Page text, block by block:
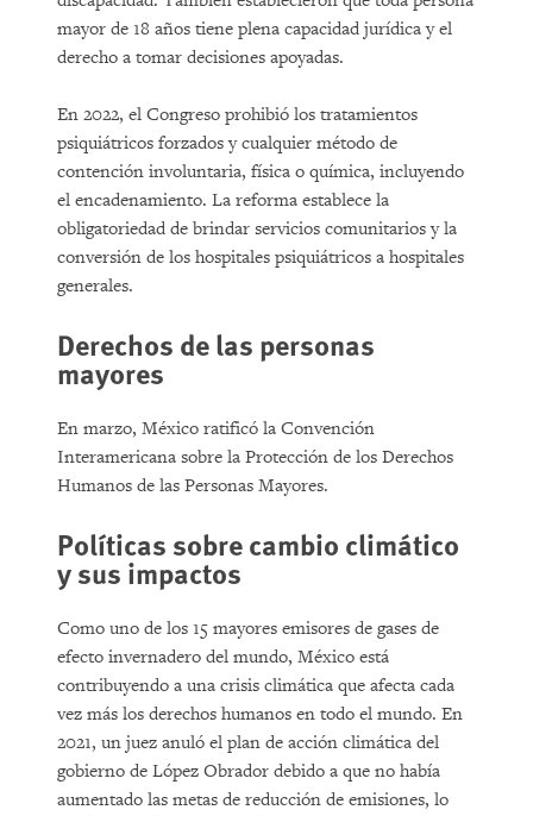
mayor de 18 años tiene plena capacidad jurídica y el
derecho a tomar decisiones apoyadas.
En 2022, el Congreso prohibió los tratamientos
psiquiátricos forzados y cualquier método de
contención involuntaria, física o química, incluyendo
el encadenamiento. La reforma establece la
obligatoriedad de brindar servicios comunitarios y la
conversión de los hospitales psiquiátricos a hospitales
generales.
Derechos de las personas
mayores
En marzo, México ratificó la Convención
Interamericana sobre la Protección de los Derechos
Humanos de las Personas Mayores.
Políticas sobre cambio climático
y sus impactos
Como uno de los 15 mayores emisores de gases de
efecto invernadero del mundo, México está
contribuyendo a una crisis climática que afecta cada
vez más los derechos humanos en todo el mundo. En
2021, un juez anuló el plan de acción climática del
gobierno de López Obrador debido a que no había
aumentado las metas de reducción de emisiones, lo